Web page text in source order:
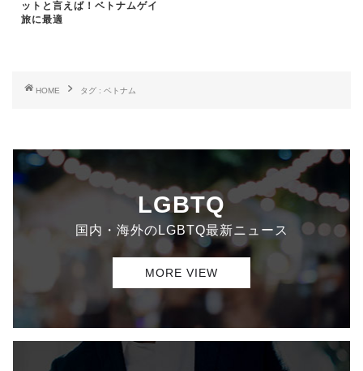
ットと言えば！ベトナムゲイ
旅に最適
HOME タグ : ベトナム
LGBTQ
国内・海外のLGBTQ最新ニュース
MORE VIEW